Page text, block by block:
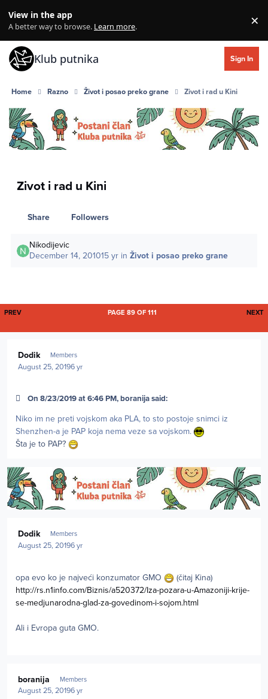
View in the app
A better way to browse. Learn more. ×
Klub putnika Sign In
Home Razno Život i posao preko grane Zivot i rad u Kini
Zivot i rad u Kini
Share Followers
Nikodijevic
December 14, 201015 yr inŽivot i posao preko grane
FIRST PAGE
PREV NEXT
PAGE 89 OF 111
Dodik Members
August 25, 20196 yr
On 8/23/2019 at 6:46 PM, boranija said:
Niko im ne preti vojskom aka PLA, to sto postoje snimci iz
Shenzhen-a je PAP koja nema veze sa vojskom.
Šta je to PAP?
Dodik Members
August 25, 20196 yr
opa evo ko je najveći konzumator GMO
(čitaj Kina)
http://rs.n1info.com/Biznis/a520372/Iza-pozara-u-Amazoniji-krije-
se-medjunarodna-glad-za-govedinom-i-sojom.html
Ali i Evropa guta GMO.
boranija Members
August 25, 20196 yr